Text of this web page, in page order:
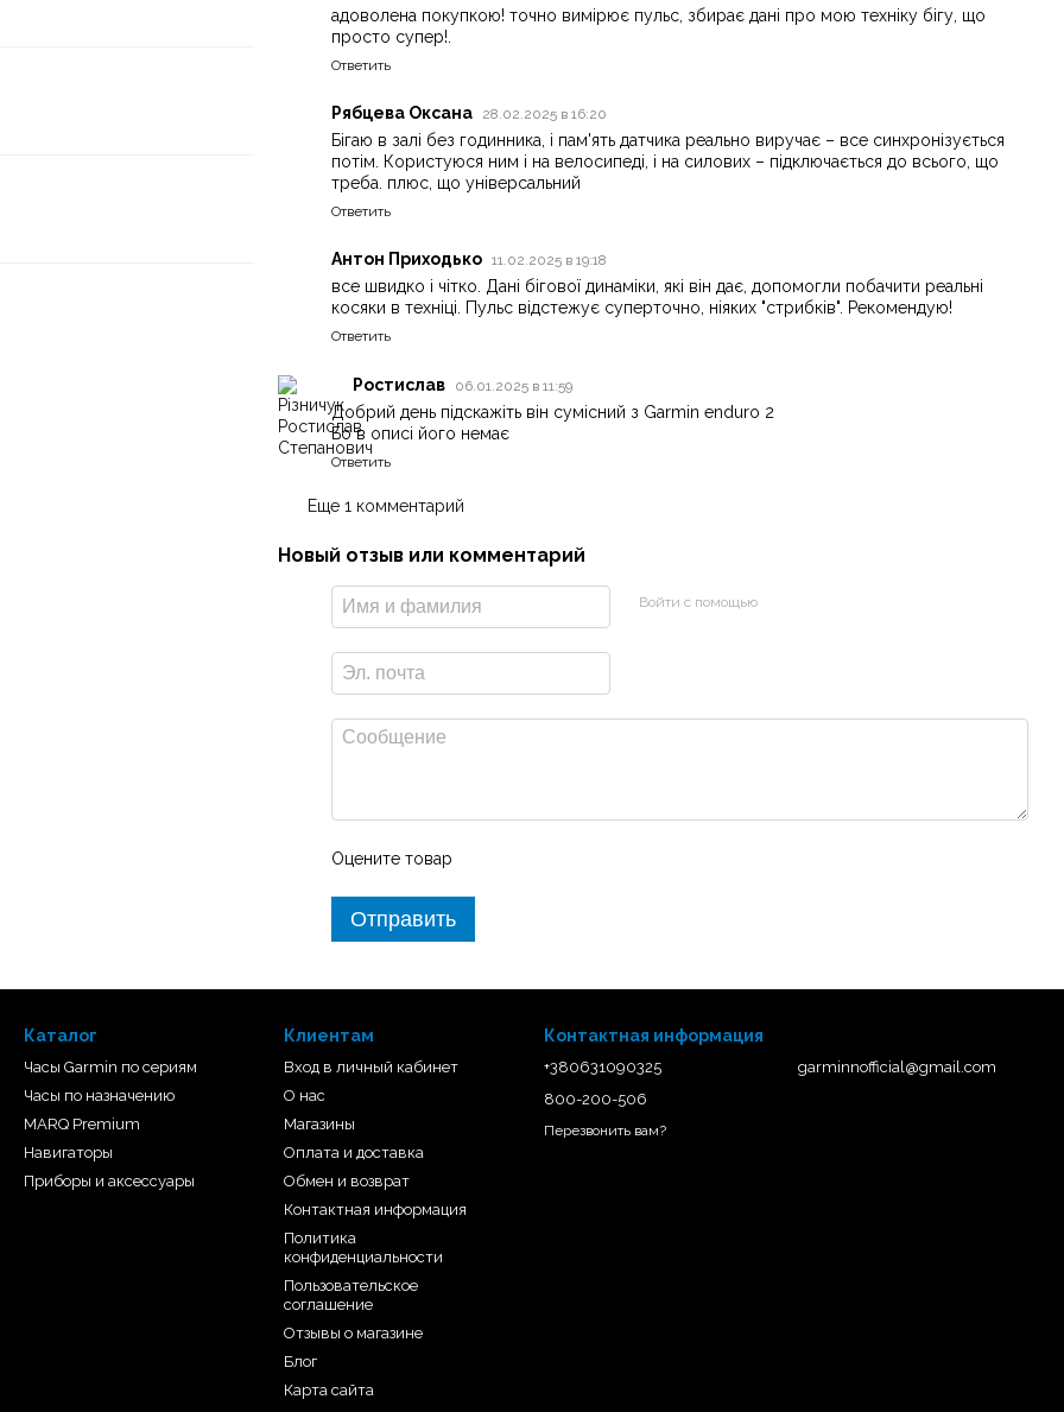
адоволена покупкою! точно вимірює пульс, збирає дані про мою техніку бігу, що
просто супер!.
Ответить
Рябцева Оксана 28.02.2025 в 16:20
Бігаю в залі без годинника, і пам'ять датчика реально виручає – все синхронізується
потім. Користуюся ним і на велосипеді, і на силових – підключається до всього, що
треба. плюс, що універсальний
Ответить
Антон Приходько 11.02.2025 в 19:18
все швидко і чітко. Дані бігової динаміки, які він дає, допомогли побачити реальні
косяки в техніці. Пульс відстежує суперточно, ніяких "стрибків". Рекомендую!
Ответить
Ростислав 06.01.2025 в 11:59
Добрий день підскажіть він сумісний з Garmin enduro 2
Бо в описі його немає
Ответить
Еще 1 комментарий
Новый отзыв или комментарий
Войти с помощью
Оцените товар
Отправить
Каталог
Часы Garmin по сериям
Часы по назначению
MARQ Premium
Навигаторы
Приборы и аксессуары
Клиентам
Вход в личный кабинет
О нас
Магазины
Оплата и доставка
Обмен и возврат
Контактная информация
Политика
конфиденциальности
Пользовательское
соглашение
Отзывы о магазине
Блог
Карта сайта
Контактная информация
+380631090325
800-200-506
Перезвонить вам?
garminnofficial@gmail.com